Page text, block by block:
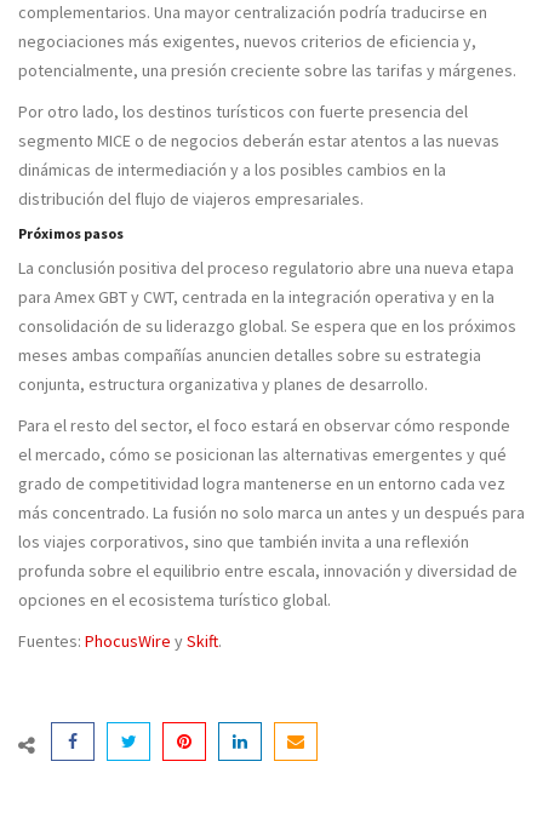
complementarios. Una mayor centralización podría traducirse en
negociaciones más exigentes, nuevos criterios de eficiencia y,
potencialmente, una presión creciente sobre las tarifas y márgenes.
Por otro lado, los destinos turísticos con fuerte presencia del
segmento MICE o de negocios deberán estar atentos a las nuevas
dinámicas de intermediación y a los posibles cambios en la
distribución del flujo de viajeros empresariales.
Próximos pasos
La conclusión positiva del proceso regulatorio abre una nueva etapa
para Amex GBT y CWT, centrada en la integración operativa y en la
consolidación de su liderazgo global. Se espera que en los próximos
meses ambas compañías anuncien detalles sobre su estrategia
conjunta, estructura organizativa y planes de desarrollo.
Para el resto del sector, el foco estará en observar cómo responde
el mercado, cómo se posicionan las alternativas emergentes y qué
grado de competitividad logra mantenerse en un entorno cada vez
más concentrado. La fusión no solo marca un antes y un después para
los viajes corporativos, sino que también invita a una reflexión
profunda sobre el equilibrio entre escala, innovación y diversidad de
opciones en el ecosistema turístico global.
Fuentes: PhocusWire ySkift.